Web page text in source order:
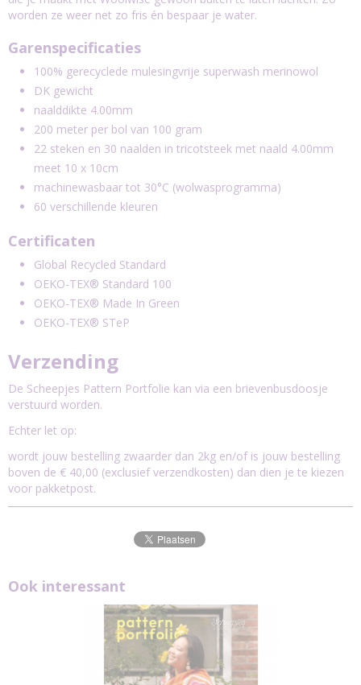
worden ze weer net zo fris én bespaar je water.
Garenspecificaties
100% gerecyclede mulesingvrije superwash merinowol
DK gewicht
naalddikte 4.00mm
200 meter per bol van 100 gram
22 steken en 30 naalden in tricotsteek met naald 4.00mm
meet 10 x 10cm
machinewasbaar tot 30°C (wolwasprogramma)
60 verschillende kleuren
Certificaten
Global Recycled Standard
OEKO-TEX® Standard 100
OEKO-TEX® Made In Green
OEKO-TEX® STeP
Verzending
De Scheepjes Pattern Portfolie kan via een brievenbusdoosje
verstuurd worden.
Echter let op:
wordt jouw bestelling zwaarder dan 2kg en/of is jouw bestelling
boven de € 40,00 (exclusief verzendkosten) dan dien je te kiezen
voor pakketpost.
Ook interessant